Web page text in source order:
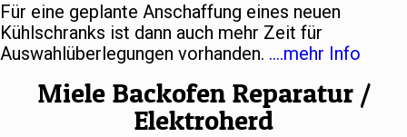
Für eine geplante Anschaffung eines neuen
Kühlschranks ist dann auch mehr Zeit für
Auswahlüberlegungen vorhanden. ….mehr Info
Miele Backofen Reparatur /
Elektroherd